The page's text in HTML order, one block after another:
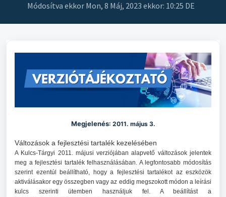
Módosítva ekkor Mon, 8 Máj, 2023 ekkor: 10:25 DE
Megjelenés: 2011. május 3.
Változások a fejlesztési tartalék kezelésében
A Kulcs-Tárgyi 2011. májusi verziójában alapvető változások jelentek
meg a fejlesztési tartalék felhasználásában. A legfontosabb módosítás
szerint ezentúl beállítható, hogy a fejlesztési tartalékot az eszközök
aktiválásakor egy összegben vagy az eddig megszokott módon a leírási
kulcs szerinti ütemben használjuk fel. A beállítást a